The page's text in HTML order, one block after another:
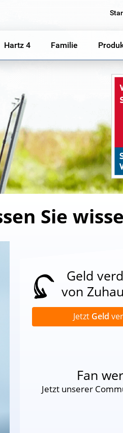
Hartz 4 Familie
Sie
Geld
von
Jetzt Geld
Fan
Jetzt unserer